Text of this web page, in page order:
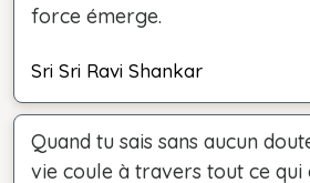
force émerge.
Sri Sri Ravi Shankar
Quand tu sais sans aucun
vie coule à travers tout ce qui